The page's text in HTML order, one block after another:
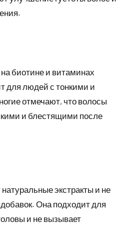
биотине и витаминах
для людей с тонкими и
отмечают, что волосы
и блестящими после
экстракты и не
Она подходит для
и не вызывает